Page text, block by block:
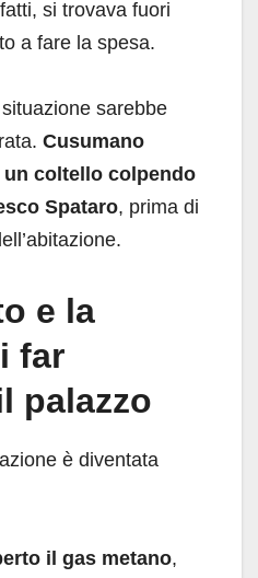
si trovava fuori
a fare la spesa.
sarebbe
Cusumano
coltello colpendo
Spataro, prima di
e la
far
palazzo
è diventata
il gas metano,